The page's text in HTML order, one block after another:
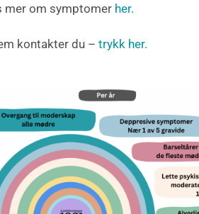
mer om symptomer her.
kontakter du – trykk her.